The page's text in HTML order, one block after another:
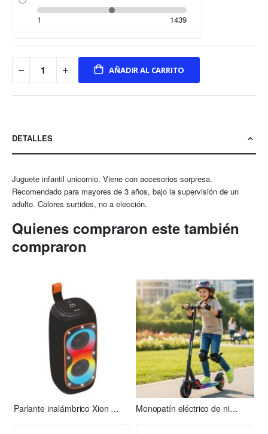
1 1439
AÑADIR AL CARRITO
DETALLES
Juguete infantil unicornio. Viene con accesorios sorpresa.
Recomendado para mayores de 3 años, bajo la supervisión de un
adulto. Colores surtidos, no a elección.
Quienes compraron este también
compraron
Parlante inalámbrico Xion XI-XT31 Monopatín eléctrico de niño S2 Xion